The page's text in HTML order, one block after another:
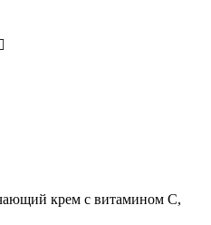
крем с витамином С,